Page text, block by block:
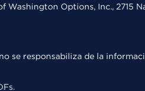
Options, Inc., 2715
se responsabiliza de la